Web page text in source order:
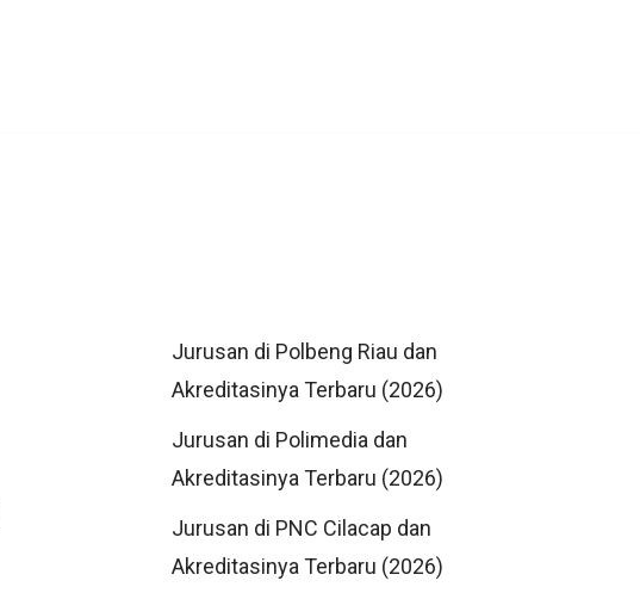
Jurusan di Polbeng Riau dan
Akreditasinya Terbaru (2026)
Jurusan di Polimedia dan
Akreditasinya Terbaru (2026)
Jurusan di PNC Cilacap dan
Akreditasinya Terbaru (2026)